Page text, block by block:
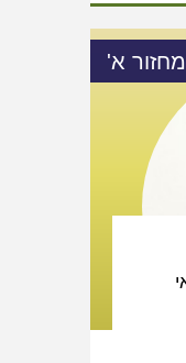
מחזור א'